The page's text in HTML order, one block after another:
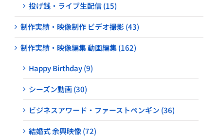
投げ銭・ライブ生配信 (15)
制作実績・映像制作 ビデオ撮影 (43)
制作実績・映像編集 動画編集 (162)
Happy Birthday (9)
シーズン動画 (30)
ビジネスアワード・ファーストペンギン (36)
結婚式 余興映像 (72)